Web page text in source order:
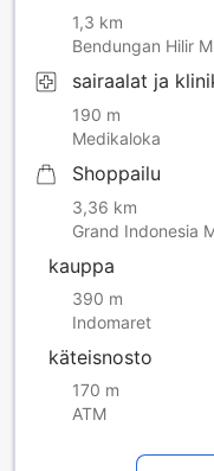
1,3 km
Bendungan Hilir
sairaalat ja
190 m
Medikaloka
Shoppailu
3,36 km
Grand Indonesia
kauppa
390 m
Indomaret
käteisnosto
170 m
ATM